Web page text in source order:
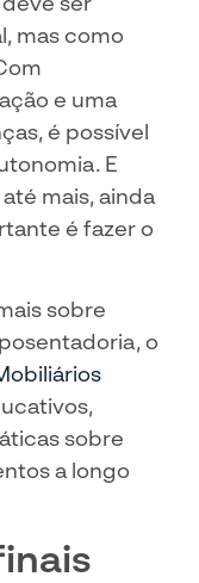
mas como
e uma
é possível
E
mais, ainda
é fazer o
sobre
o
sobre
a longo